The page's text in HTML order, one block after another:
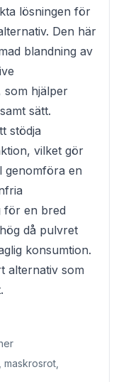
lösningen för
Den här
blandning av
som hjälper
sätt.
stödja
vilket gör
genomföra en
för en bred
då pulvret
konsumtion.
alternativ som
maskrosrot,